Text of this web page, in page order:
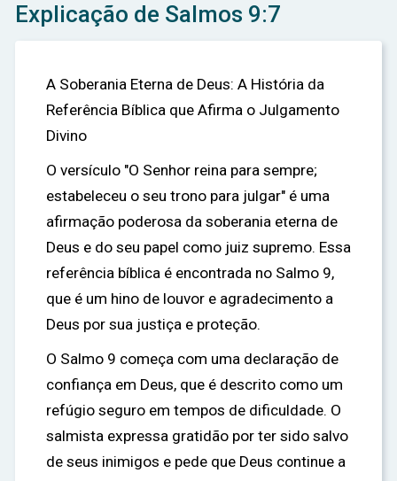
Explicação de Salmos 9:7
A Soberania Eterna de Deus: A História da
Referência Bíblica que Afirma o Julgamento
Divino
O versículo "O Senhor reina para sempre;
estabeleceu o seu trono para julgar" é uma
afirmação poderosa da soberania eterna de
Deus e do seu papel como juiz supremo. Essa
referência bíblica é encontrada no Salmo 9,
que é um hino de louvor e agradecimento a
Deus por sua justiça e proteção.
O Salmo 9 começa com uma declaração de
confiança em Deus, que é descrito como um
refúgio seguro em tempos de dificuldade. O
salmista expressa gratidão por ter sido salvo
de seus inimigos e pede que Deus continue a